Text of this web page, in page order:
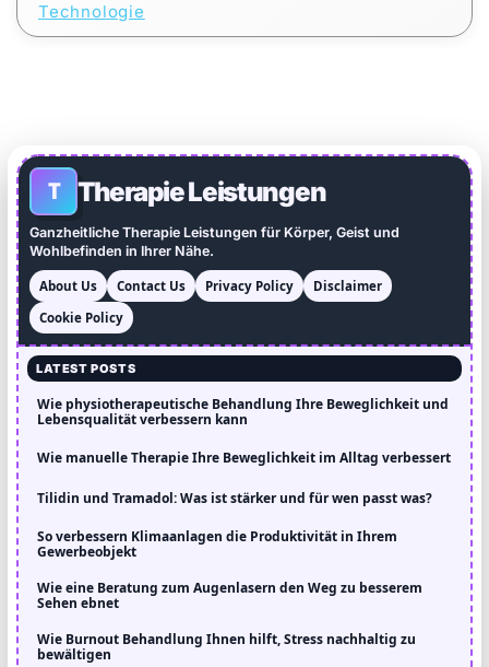
Technologie
T Therapie Leistungen
Ganzheitliche Therapie Leistungen für Körper, Geist und
Wohlbefinden in Ihrer Nähe.
About Us Contact Us Privacy Policy
Disclaimer
Cookie Policy
LATEST POSTS
Wie physiotherapeutische Behandlung Ihre Beweglichkeit und
Lebensqualität verbessern kann
Wie manuelle Therapie Ihre Beweglichkeit im Alltag verbessert
Tilidin und Tramadol: Was ist stärker und für wen passt was?
So verbessern Klimaanlagen die Produktivität in Ihrem
Gewerbeobjekt
Wie eine Beratung zum Augenlasern den Weg zu besserem
Sehen ebnet
Wie Burnout Behandlung Ihnen hilft, Stress nachhaltig zu
bewältigen